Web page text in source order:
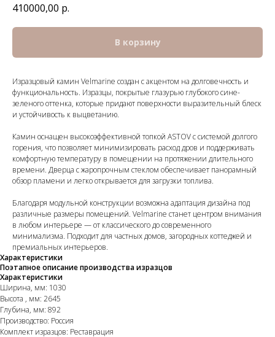
410000,00 р.
В корзину
Изразцовый камин Velmarine создан с акцентом на долговечность и
функциональность. Изразцы, покрытые глазурью глубокого сине-
зеленого оттенка, которые придают поверхности выразительный блеск
и устойчивость к выцветанию.
Камин оснащен высокоэффективной топкой ASTOV с системой долгого
горения, что позволяет минимизировать расход дров и поддерживать
комфортную температуру в помещении на протяжении длительного
времени. Дверца с жаропрочным стеклом обеспечивает панорамный
обзор пламени и легко открывается для загрузки топлива.
Благодаря модульной конструкции возможна адаптация дизайна под
различные размеры помещений. Velmarine станет центром внимания
в любом интерьере — от классического до современного
минимализма. Подходит для частных домов, загородных коттеджей и
премиальных интерьеров.
Характеристики
Поэтапное описание производства изразцов
Характеристики
Ширина, мм: 1030
Высота , мм: 2645
Глубина, мм: 892
Производство: Россия
Комплект изразцов: Реставрация